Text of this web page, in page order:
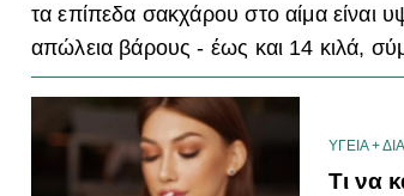
τα επίπεδα σακχάρου στο αίμα είναι
απώλεια βάρους - έως και 14 κιλά,
ΥΓΕΙΑ +
Τι να